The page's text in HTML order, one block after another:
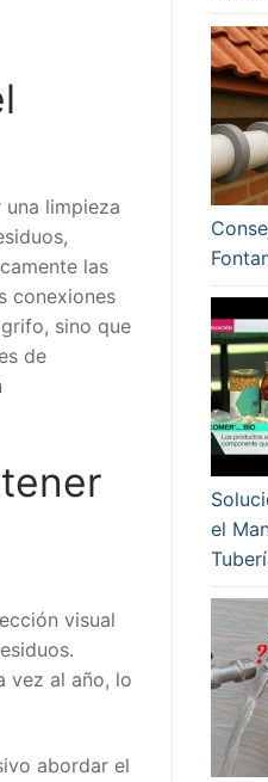
limpieza
las
conexiones
sino que
de
visual
vez al año, lo
abordar el
el